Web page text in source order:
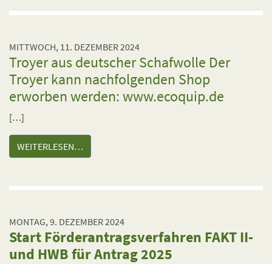
MITTWOCH, 11. DEZEMBER 2024
Troyer aus deutscher Schafwolle Der
Troyer kann nachfolgenden Shop
erworben werden: www.ecoquip.de
[…]
WEITERLESEN…
MONTAG, 9. DEZEMBER 2024
Start Förderantragsverfahren FAKT II-
und HWB für Antrag 2025